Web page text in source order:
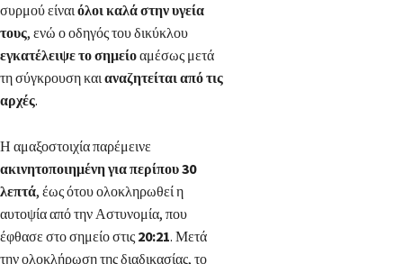
συρμού είναιόλοι καλά στην υγεία
τους, ενώ ο οδηγός του δικύκλου
εγκατέλειψε το σημείοαμέσως μετά
τη σύγκρουση καιαναζητείται από τις
αρχές.
Η αμαξοστοιχία παρέμεινε
ακινητοποιημένη για περίπου 30
λεπτά, έως ότου ολοκληρωθεί η
αυτοψία από την Αστυνομία, που
έφθασε στο σημείο στις 20:21. Μετά
την ολοκλήρωση της διαδικασίας, το